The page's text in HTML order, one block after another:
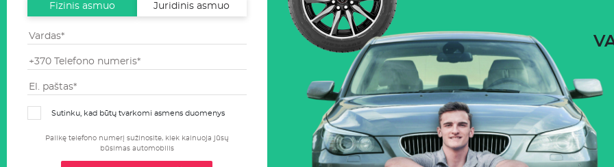
Fizinis asmuo Juridinis asmuo
Sutinku, kad būtų tvarkomi asmens duomenys
Palikę telefono numerį sužinosite, kiek kainuoja jūsų
būsimas automobilis